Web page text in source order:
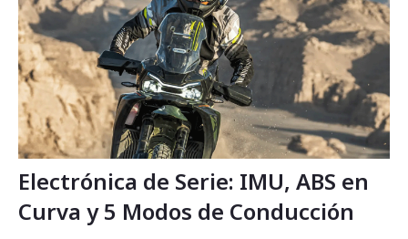
Electrónica de Serie: IMU, ABS en
Curva y 5 Modos de Conducción